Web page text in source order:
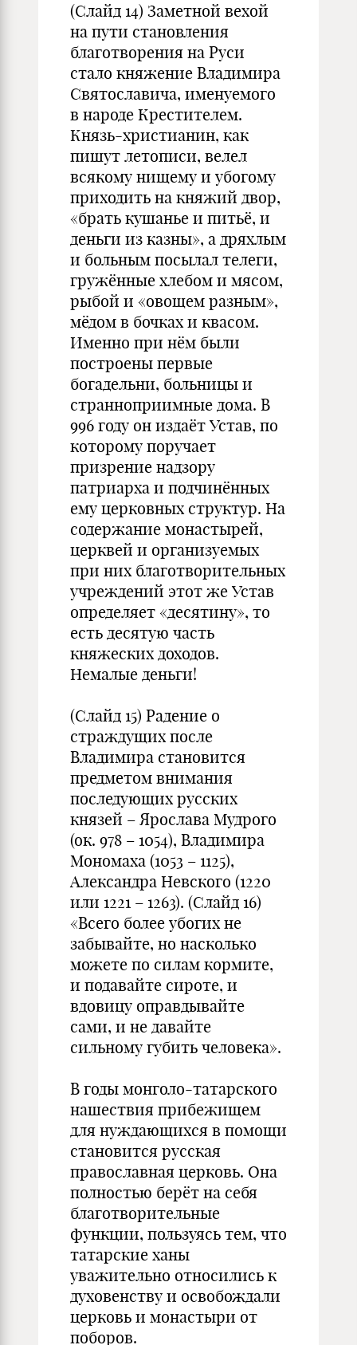
(Слайд 14) Заметной вехой
на пути становления
благотворения на Руси
стало княжение Владимира
Святославича, именуемого
в народе Крестителем.
Князь-христианин, как
пишут летописи, велел
всякому нищему и убогому
приходить на княжий двор,
«брать кушанье и питьё, и
деньги из казны», а дряхлым
и больным посылал телеги,
гружённые хлебом и мясом,
рыбой и «овощем разным»,
мёдом в бочках и квасом.
Именно при нём были
построены первые
богадельни, больницы и
странноприимные дома. В
996 году он издаёт Устав, по
которому поручает
призрение надзору
патриарха и подчинённых
ему церковных структур. На
содержание монастырей,
церквей и организуемых
при них благотворительных
учреждений этот же Устав
определяет «десятину», то
есть десятую часть
княжеских доходов.
Немалые деньги!
(Слайд 15) Радение о
страждущих после
Владимира становится
предметом внимания
последующих русских
князей – Ярослава Мудрого
(ок. 978 – 1054), Владимира
Мономаха (1053 – 1125),
Александра Невского (1220
или 1221 – 1263). (Слайд 16)
«Всего более убогих не
забывайте, но насколько
можете по силам кормите,
и подавайте сироте, и
вдовицу оправдывайте
сами, и не давайте
сильному губить человека».
В годы монголо-татарского
нашествия прибежищем
для нуждающихся в помощи
становится русская
православная церковь. Она
полностью берёт на себя
благотворительные
функции, пользуясь тем, что
татарские ханы
уважительно относились к
духовенству и освобождали
церковь и монастыри от
поборов.